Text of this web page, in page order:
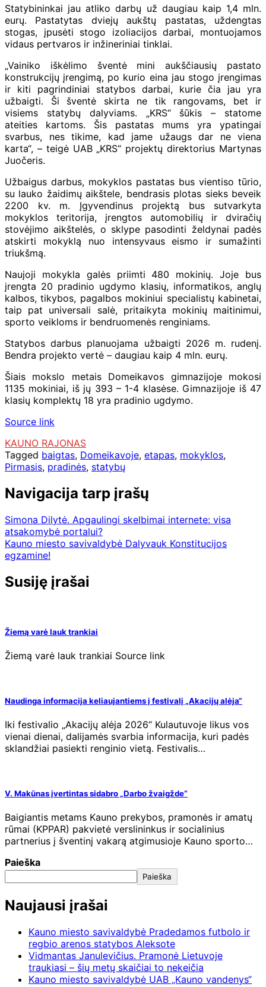
Statybininkai jau atliko darbų už daugiau kaip 1,4 mln.
eurų. Pastatytas dviejų aukštų pastatas, uždengtas
stogas, įpusėti stogo izoliacijos darbai, montuojamos
vidaus pertvaros ir inžineriniai tinklai.
„Vainiko iškėlimo šventė mini aukščiausių pastato
konstrukcijų įrengimą, po kurio eina jau stogo įrengimas
ir kiti pagrindiniai statybos darbai, kurie čia jau yra
užbaigti. Ši šventė skirta ne tik rangovams, bet ir
visiems statybų dalyviams. „KRS“ šūkis – statome
ateities kartoms. Šis pastatas mums yra ypatingai
svarbus, nes tikime, kad jame užaugs dar ne viena
karta“, – teigė UAB „KRS“ projektų direktorius Martynas
Juočeris.
Užbaigus darbus, mokyklos pastatas bus vientiso tūrio,
su lauko žaidimų aikštele, bendrasis plotas sieks beveik
2200 kv. m. Įgyvendinus projektą bus sutvarkyta
mokyklos teritorija, įrengtos automobilių ir dviračių
stovėjimo aikštelės, o sklype pasodinti želdynai padės
atskirti mokyklą nuo intensyvaus eismo ir sumažinti
triukšmą.
Naujoji mokykla galės priimti 480 mokinių. Joje bus
įrengta 20 pradinio ugdymo klasių, informatikos, anglų
kalbos, tikybos, pagalbos mokiniui specialistų kabinetai,
taip pat universali salė, pritaikyta mokinių maitinimui,
sporto veikloms ir bendruomenės renginiams.
Statybos darbus planuojama užbaigti 2026 m. rudenį.
Bendra projekto vertė – daugiau kaip 4 mln. eurų.
Šiais mokslo metais Domeikavos gimnazijoje mokosi
1135 mokiniai, iš jų 393 – 1-4 klasėse. Gimnazijoje iš 47
klasių komplektų 18 yra pradinio ugdymo.
Source link
KAUNO RAJONAS
Tagged baigtas, Domeikavoje, etapas, mokyklos,
Pirmasis, pradinės, statybų
Navigacija tarp įrašų
Simona Dilytė. Apgaulingi skelbimai internete: visa
atsakomybė portalui?
Kauno miesto savivaldybė Dalyvauk Konstitucijos
egzamine!
Susiję įrašai
Žiemą varė lauk trankiai
Žiemą varė lauk trankiai Source link
Naudinga informacija keliaujantiems į festivalį „Akacijų alėja“
Iki festivalio „Akacijų alėja 2026“ Kulautuvoje likus vos
vienai dienai, dalijamės svarbia informacija, kuri padės
sklandžiai pasiekti renginio vietą. Festivalis…
V. Makūnas įvertintas sidabro „Darbo žvaigžde“
Baigiantis metams Kauno prekybos, pramonės ir amatų
rūmai (KPPAR) pakvietė verslininkus ir socialinius
partnerius į šventinį vakarą atgimusioje Kauno sporto…
Paieška
Paieška
Naujausi įrašai
Kauno miesto savivaldybė Pradedamos futbolo ir
regbio arenos statybos Aleksote
Vidmantas Janulevičius. Pramonė Lietuvoje
traukiasi – šių metų skaičiai to nekeičia
Kauno miesto savivaldybė UAB „Kauno vandenys“